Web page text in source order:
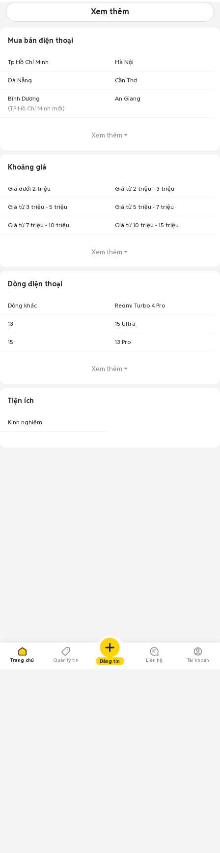
Trang chủ Quản lý tin Đăng tin Liên hệ Tài khoản
Xem thêm
Mua bán điện thoại
Tp Hồ Chí Minh Hà Nội
Đà Nẵng Cần Thơ
Bình Dương
(TP Hồ Chí Minh mới)
An Giang
Xem thêm
Khoảng giá
Giá dưới 2 triệu Giá từ 2 triệu - 3 triệu
Giá từ 3 triệu - 5 triệu Giá từ 5 triệu - 7 triệu
Giá từ 7 triệu - 10 triệu Giá từ 10 triệu - 15 triệu
Xem thêm
Dòng điện thoại
Dòng khác Redmi Turbo 4 Pro
13 15 Ultra
15 13 Pro
Xem thêm
Tiện ích
Kinh nghiệm